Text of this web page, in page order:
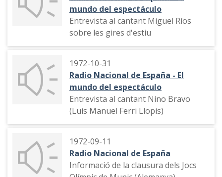
mundo del espectáculo
Entrevista al cantant Miguel Ríos
sobre les gires d'estiu
1972-10-31
Radio Nacional de España - El
mundo del espectáculo
Entrevista al cantant Nino Bravo
(Luis Manuel Ferri Llopis)
1972-09-11
Radio Nacional de España
Informació de la clausura dels Jocs